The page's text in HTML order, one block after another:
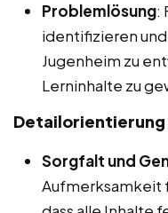
Problemlösung:
identifizieren
Jugenheim zu
Lerninhalte zu
Detailorientierung
Sorgfalt und
Aufmerksamkeit